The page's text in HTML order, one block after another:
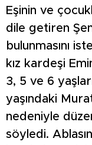
Eşinin ve
dile getiren
bulunmasını
kız kardeşi
3, 5 ve 6
yaşındaki
nedeniyle
söyledi.